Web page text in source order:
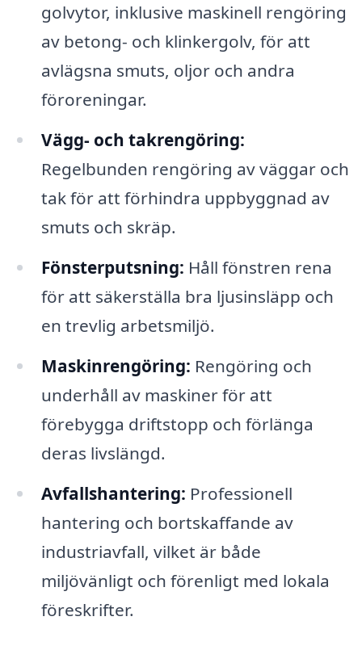
golvytor, inklusive maskinell rengöring
av betong- och klinkergolv, för att
avlägsna smuts, oljor och andra
föroreningar.
Vägg- och takrengöring:
Regelbunden rengöring av väggar och
tak för att förhindra uppbyggnad av
smuts och skräp.
Fönsterputsning: Håll fönstren rena
för att säkerställa bra ljusinsläpp och
en trevlig arbetsmiljö.
Maskinrengöring: Rengöring och
underhåll av maskiner för att
förebygga driftstopp och förlänga
deras livslängd.
Avfallshantering: Professionell
hantering och bortskaffande av
industriavfall, vilket är både
miljövänligt och förenligt med lokala
föreskrifter.